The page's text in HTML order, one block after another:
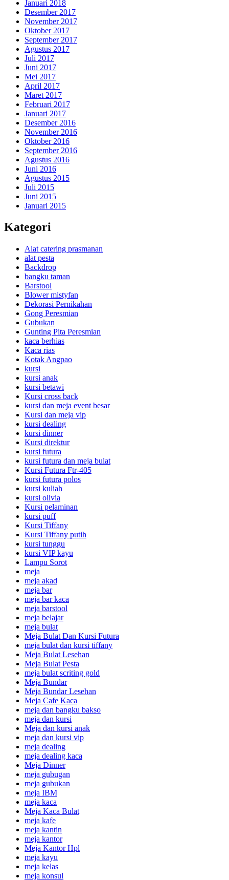
Januari 2018
Desember 2017
November 2017
Oktober 2017
September 2017
Agustus 2017
Juli 2017
Juni 2017
Mei 2017
April 2017
Maret 2017
Februari 2017
Januari 2017
Desember 2016
November 2016
Oktober 2016
September 2016
Agustus 2016
Juni 2016
Agustus 2015
Juli 2015
Juni 2015
Januari 2015
Kategori
Alat catering prasmanan
alat pesta
Backdrop
bangku taman
Barstool
Blower mistyfan
Dekorasi Pernikahan
Gong Peresmian
Gubukan
Gunting Pita Peresmian
kaca berhias
Kaca rias
Kotak Angpao
kursi
kursi anak
kursi betawi
Kursi cross back
kursi dan meja event besar
Kursi dan meja vip
kursi dealing
kursi dinner
Kursi direktur
kursi futura
kursi futura dan meja bulat
Kursi Futura Ftr-405
kursi futura polos
kursi kuliah
kursi olivia
Kursi pelaminan
kursi puff
Kursi Tiffany
Kursi Tiffany putih
kursi tunggu
kursi VIP kayu
Lampu Sorot
meja
meja akad
meja bar
meja bar kaca
meja barstool
meja belajar
meja bulat
Meja Bulat Dan Kursi Futura
meja bulat dan kursi tiffany
Meja Bulat Lesehan
Meja Bulat Pesta
meja bulat scriting gold
Meja Bundar
Meja Bundar Lesehan
Meja Cafe Kaca
meja dan bangku bakso
meja dan kursi
Meja dan kursi anak
meja dan kursi vip
meja dealing
meja dealing kaca
Meja Dinner
meja gubugan
meja gubukan
meja IBM
meja kaca
Meja Kaca Bulat
meja kafe
meja kantin
meja kantor
Meja Kantor Hpl
meja kayu
meja kelas
meja konsul